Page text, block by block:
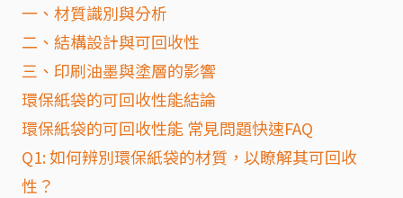
一、材質識別與分析
二、結構設計與可回收性
三、印刷油墨與塗層的影響
環保紙袋的可回收性能結論
環保紙袋的可回收性能 常見問題快速FAQ
Q1: 如何辨別環保紙袋的材質，以瞭解其可回收
性？